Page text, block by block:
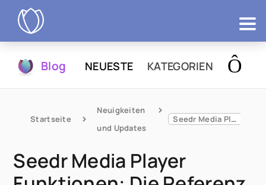
Testen
Blog NEUESTE KATEGORIEN
Startseite
Neuigkeiten
und Updates
Seedr Media Player Funktionen: Die Referenz
Seedr Media Player